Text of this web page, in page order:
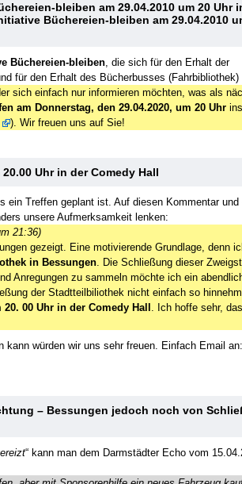
bleiben am 29.04.2010 um 20 Uhr
Büchereien-bleiben am 29.04.2010
Büchereien-bleiben, die sich für den Erhalt der
für den Erhalt des Bücherbusses
sich einfach nur informieren möchten, was als
am Donnerstag, den 29.04.2020, um 20 Uhr ins
). Wir freuen uns auf Sie!
Uhr in der Comedy Hall
ein Treffen geplant ist. Auf diesen Kommentar und
unsere Aufmerksamkeit lenken:
21:36)
gezeigt. Eine motivierende Grundlage, denn
in Bessungen. Die Schließung dieser
Anregungen zu sammeln möchte ich ein
der Stadtteilbiliothek nicht einfach so
00 Uhr in der Comedy Hall . Ich hoffe sehr,
würden wir uns sehr freuen. Einfach Email an:
– Bessungen jedoch noch von
“ kann man dem Darmstädter Echo vom